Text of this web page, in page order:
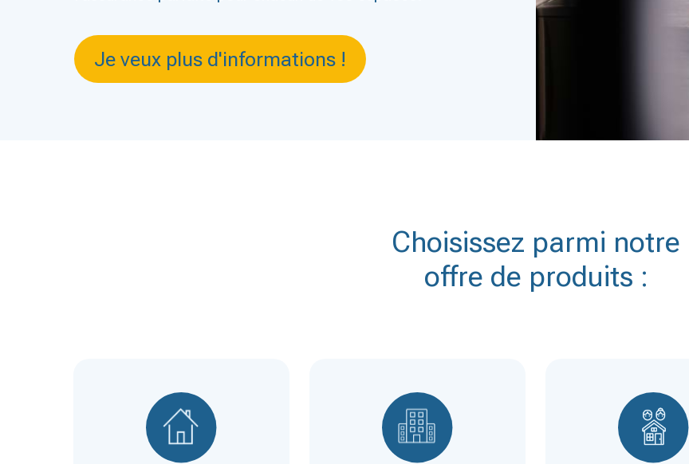
Je veux plus d'informations !
Choisissez parmi notre
offre de produits :